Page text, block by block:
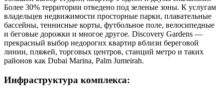
Более 30% территории отведено под зеленые зоны. К услугам
владельцев недвижимости просторные парки, плавательные
бассейны, теннисные корты, футбольное поле, велосипедные
и беговые дорожки и многое другое. Discovery Gardens —
прекрасный выбор недорогих квартир вблизи береговой
линии, пляжей, торговых центров, станций метро и таких
районов как Dubai Marina, Palm Jumeirah.
Инфраструктура комплекса: